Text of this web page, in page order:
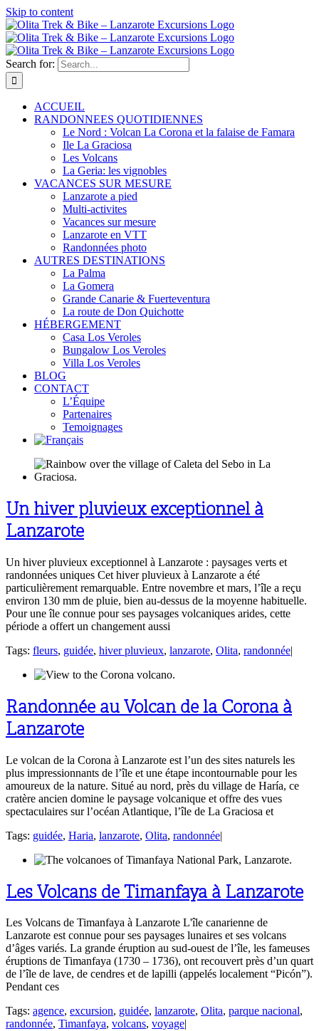
Skip to content
Search for:
ACCUEIL
RANDONNEES QUOTIDIENNES
Le Nord : Volcan La Corona et la falaise de Famara
Ile La Graciosa
Les Volcans
La Geria: les vignobles
VACANCES SUR MESURE
Lanzarote a pied
Multi-activites
Vacances sur mesure
Lanzarote en VTT
Randonnées photo
AUTRES DESTINATIONS
La Palma
La Gomera
Grande Canarie & Fuerteventura
La route de Don Quichotte
HÉBERGEMENT
Casa Los Veroles
Bungalow Los Veroles
Villa Los Veroles
BLOG
CONTACT
L’Équipe
Partenaires
Temoignages
Un hiver pluvieux exceptionnel à
Lanzarote
Un hiver pluvieux exceptionnel à Lanzarote : paysages verts et
randonnées uniques Cet hiver pluvieux à Lanzarote a été
particulièrement remarquable. Entre novembre et mars, l’île a reçu
environ 130 mm de pluie, bien au-dessus de la moyenne habituelle.
Pour une île connue pour ses paysages volcaniques arides, cette
période a offert un changement aussi
Tags: fleurs, guidée, hiver pluvieux, lanzarote, Olita, randonnée|
Randonnée au Volcan de la Corona à
Lanzarote
Le volcan de la Corona à Lanzarote est l’un des sites naturels les
plus impressionnants de l’île et une étape incontournable pour les
amoureux de la nature. Situé au nord, près du village de Haría, ce
cratère ancien domine le paysage volcanique et offre des vues
spectaculaires sur l’océan Atlantique, l’île de La Graciosa et
Tags: guidée, Haria, lanzarote, Olita, randonnée|
Les Volcans de Timanfaya à Lanzarote
Les Volcans de Timanfaya à Lanzarote L'île canarienne de
Lanzarote est connue pour ses paysages lunaires et ses volcans
d’âges variés. La grande éruption au sud-ouest de l’île, les fameuses
éruptions de Timanfaya (1730 – 1736), ont recouvert près d’un quart
de l’île de lave, de cendres et de lapilli (appelés localement “Picón”).
Pendant ces
Tags: agence, excursion, guidée, lanzarote, Olita, parque nacional,
randonnée, Timanfaya, volcans, voyage|